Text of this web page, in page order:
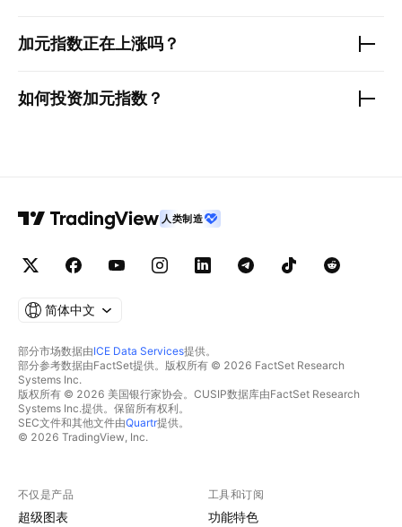
加元指数正在上涨吗？
如何投资加元指数 ？
人类制造
简体中文
部分市场数据由ICE Data Services提供。
部分参考数据由FactSet提供。版权所有 © 2026 FactSet Research
Systems Inc.
版权所有 © 2026 美国银行家协会。CUSIP数据库由FactSet Research
Systems Inc.提供。保留所有权利。
SEC文件和其他文件由Quartr提供。
© 2026 TradingView, Inc.
不仅是产品
超级图表
工具和订阅
功能特色